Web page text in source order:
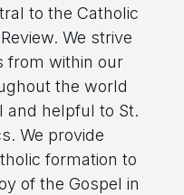
to the Catholic
We strive
from within our
the world
and helpful to St.
We provide
formation to
of the Gospel in